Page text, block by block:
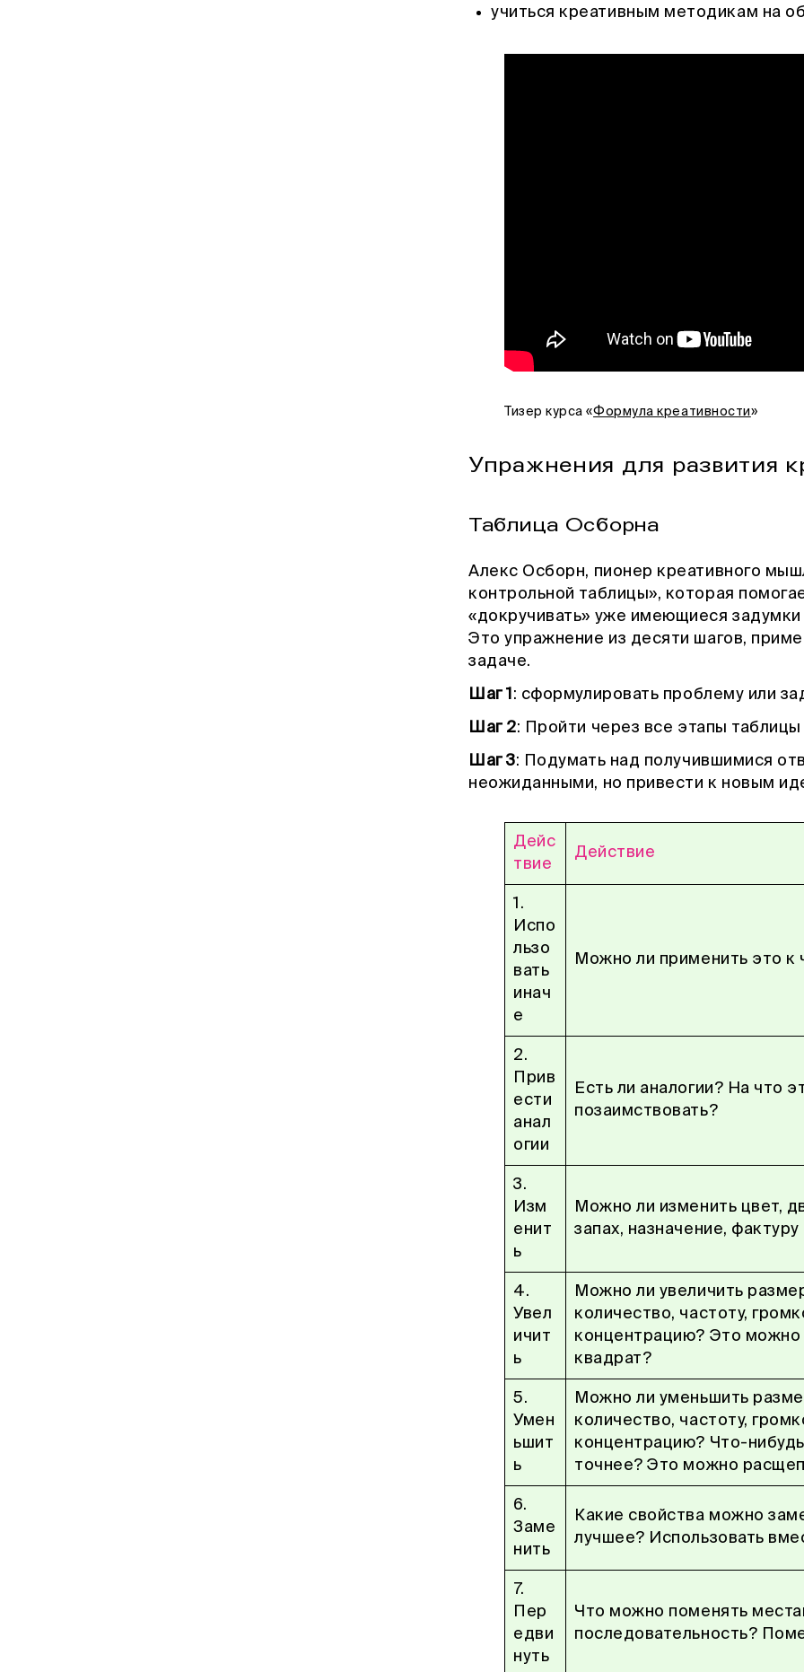
учиться креативным методикам на
Тизер курса «Формула креативности»
Упражнения для развития
Таблица Осборна
Алекс Осборн, пионер креативного
контрольной таблицы», которая
«докручивать» уже имеющиеся
Это упражнение из десяти шагов,
задаче.
Шаг 1 : сформулировать проблему или
Шаг 2: Пройти через все этапы
Шаг 3: Подумать над получившимися
неожиданными, но привести к новым
Дейс
твие
Действие
1.
Испо
льзо
вать
инач
е
Можно ли применить это к
2.
Прив
ести
анал
огии
Есть ли аналогии? На что
позаимствовать?
3.
Изм
енит
ь
Можно ли изменить цвет,
запах, назначение, фактуру
4.
Увел
ичит
ь
Можно ли увеличить
количество, частоту,
концентрацию? Это можно
квадрат?
5.
Умен
ьшит
ь
Можно ли уменьшить
количество, частоту,
концентрацию? Что-
точнее? Это можно
6.
Заме
нить
Какие свойства можно
лучшее? Использовать
7.
Пер
едви
нуть
Что можно поменять
последовательность?